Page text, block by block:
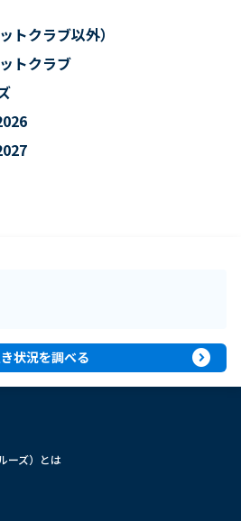
トクラブ以外）
トクラブ
状況を調べる expand_circle_right
ーズ）とは